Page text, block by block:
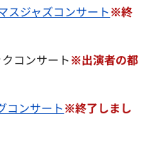
スジャズコンサート※終
コンサート※出演者の都
コンサート※終了しまし